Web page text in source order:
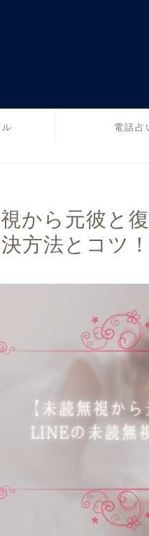
電話占
視から元彼と
方法とコツ！